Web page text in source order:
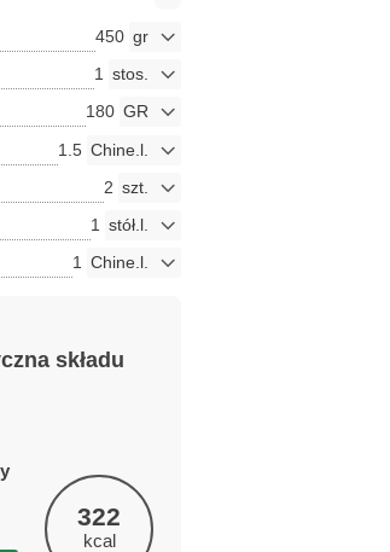
450
1
180
1.5
2
1
1
składu
322
kcal